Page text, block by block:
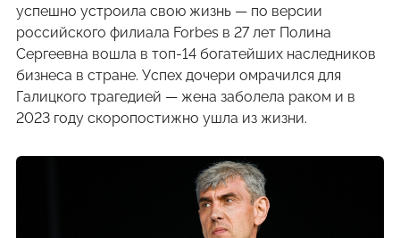
успешно устроила свою жизнь — по версии
российского филиала Forbes в 27 лет Полина
Сергеевна вошла в топ-14 богатейших наследников
бизнеса в стране. Успех дочери омрачился для
Галицкого трагедией — жена заболела раком и в
2023 году скоропостижно ушла из жизни.